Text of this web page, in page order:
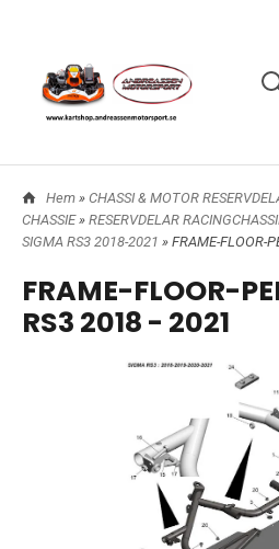
Hem » CHASSI & MOTOR
CHASSIE» RESERVDELAR
SIGMA RS3 2018-2021 » FRAME-FLOOR-
FRAME-FLOOR-
RS3 2018 - 2021